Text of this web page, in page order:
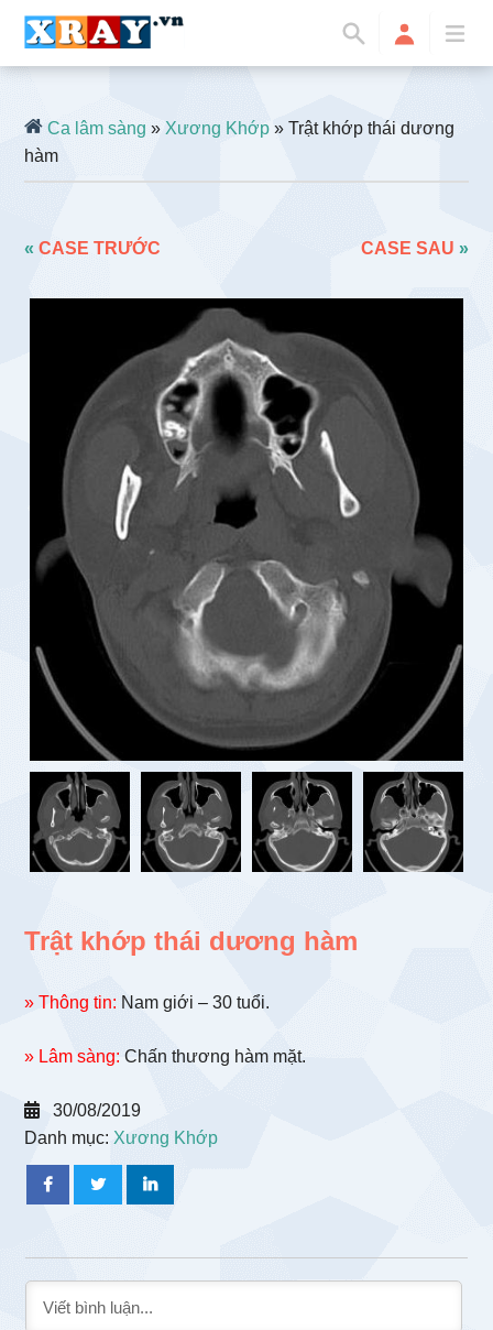
Ca lâm sàng »Xương Khớp » Trật khớp thái dương
hàm
«CASE TRƯỚC CASE SAU »
Trật khớp thái dương hàm
» Thông tin: Nam giới – 30 tuổi.
» Lâm sàng: Chấn thương hàm mặt.
30/08/2019
Danh mục: Xương Khớp